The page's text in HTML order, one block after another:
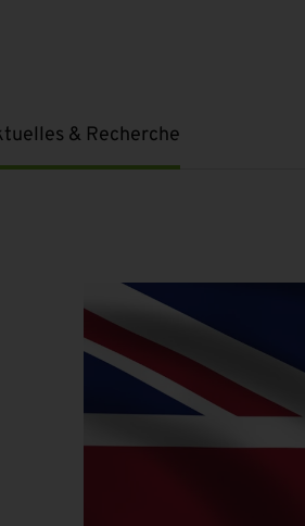
& Recherche
öffnen